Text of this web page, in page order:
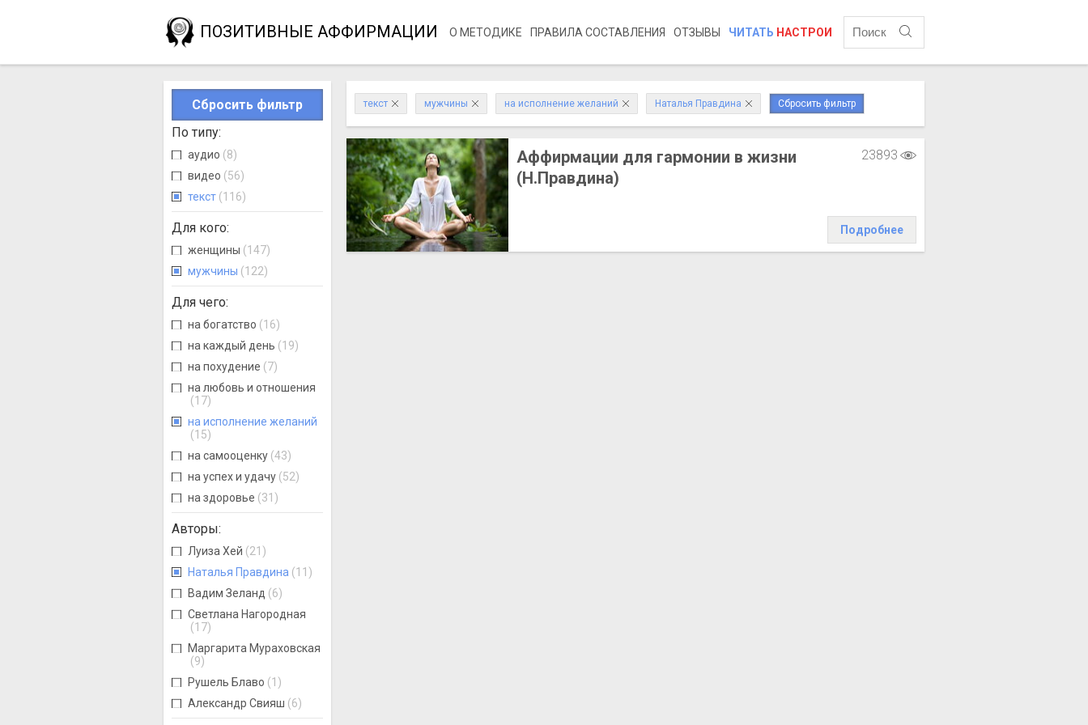
ПОЗИТИВНЫЕ АФФИРМАЦИИ О МЕТОДИКЕ ПРАВИЛА СОСТАВЛЕНИЯ ОТЗЫВЫ ЧИТАТЬ НАСТРОИ
Сбросить фильтр
По типу:
аудио (8)
видео (56)
текст (116)
Для кого:
женщины (147)
мужчины (122)
Для чего:
на богатство (16)
на каждый день (19)
на похудение (7)
на любовь и отношения
(17)
на исполнение желаний
(15)
на самооценку (43)
на успех и удачу (52)
на здоровье (31)
Авторы:
Луиза Хей (21)
Наталья Правдина (11)
Вадим Зеланд (6)
Светлана Нагородная
(17)
Маргарита Мураховская
(9)
Рушель Блаво (1)
Александр Свияш (6)
текст мужчины на исполнение желаний Наталья Правдина Сбросить фильтр
Аффирмации для гармонии в жизни
(Н.Правдина)
23893
Подробнее